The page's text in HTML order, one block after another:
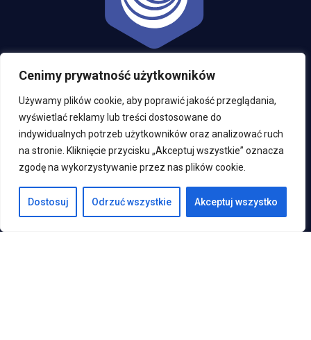
Cenimy prywatność użytkowników
Używamy plików cookie, aby poprawić jakość przeglądania,
wyświetlać reklamy lub treści dostosowane do
indywidualnych potrzeb użytkowników oraz analizować ruch
na stronie. Kliknięcie przycisku „Akceptuj wszystkie” oznacza
zgodę na wykorzystywanie przez nas plików cookie.
Dostosuj Odrzuć wszystkie Akceptuj wszystko
kontakt@ptsf.pl
Podstawowe informacje
English (UK)